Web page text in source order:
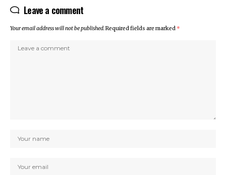
Leave a comment
Your email address will not be published.Required fields are marked *